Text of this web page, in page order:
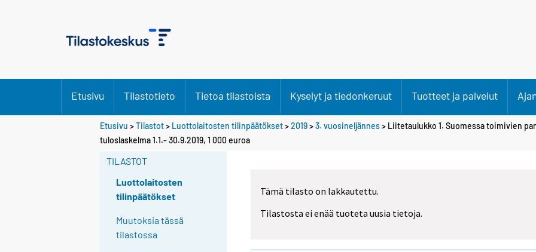
Etusivu Tilastotieto Tietoa tilastoista Kyselyt ja tiedonkeruut Tuotteet ja palvelut
Etusivu >Tilastot> Luottolaitosten tilinpäätökset>2019>3. vuosineljännes> Liitetaulukko 1. Suomessa toimivien
tuloslaskelma 1.1.- 30.9.2019, 1 000 euroa
TILASTOT
Luottolaitosten
tilinpäätökset
Muutoksia tässä
tilastossa
Tämä tilasto on lakkautettu.
Tilastosta ei enää tuoteta uusia tietoja.